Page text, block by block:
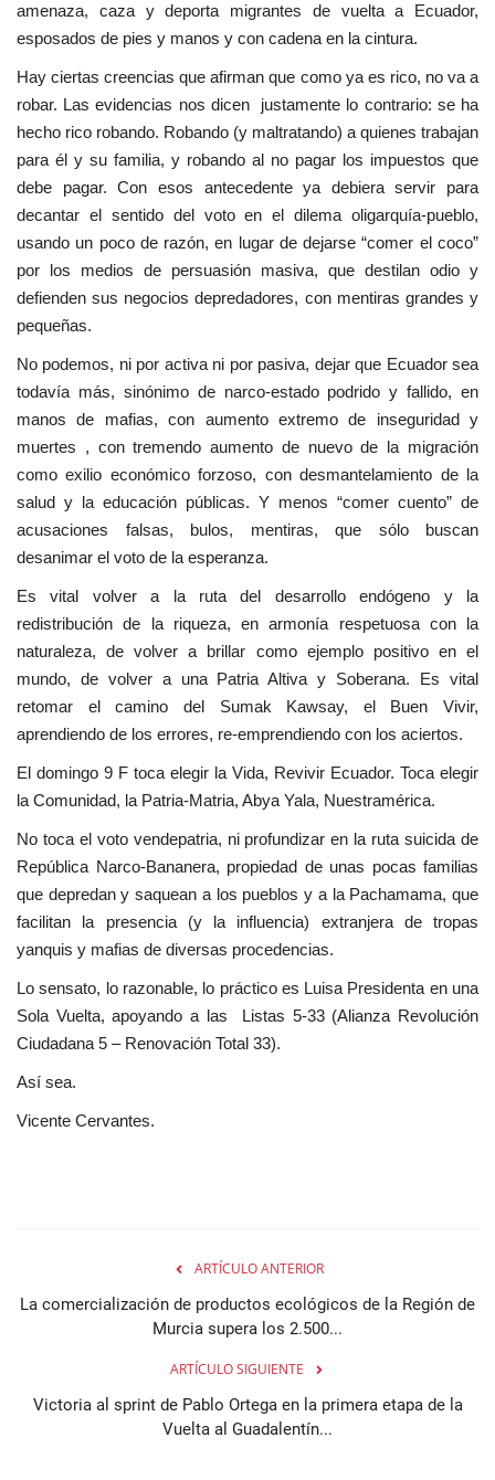
amenaza, caza y deporta migrantes de vuelta a Ecuador,
esposados de pies y manos y con cadena en la cintura.
Hay ciertas creencias que afirman que como ya es rico, no va a
robar. Las evidencias nos dicen justamente lo contrario: se ha
hecho rico robando. Robando (y maltratando) a quienes trabajan
para él y su familia, y robando al no pagar los impuestos que
debe pagar. Con esos antecedente ya debiera servir para
decantar el sentido del voto en el dilema oligarquía-pueblo,
usando un poco de razón, en lugar de dejarse “comer el coco”
por los medios de persuasión masiva, que destilan odio y
defienden sus negocios depredadores, con mentiras grandes y
pequeñas.
No podemos, ni por activa ni por pasiva, dejar que Ecuador sea
todavía más, sinónimo de narco-estado podrido y fallido, en
manos de mafias, con aumento extremo de inseguridad y
muertes , con tremendo aumento de nuevo de la migración
como exilio económico forzoso, con desmantelamiento de la
salud y la educación públicas. Y menos “comer cuento” de
acusaciones falsas, bulos, mentiras, que sólo buscan
desanimar el voto de la esperanza.
Es vital volver a la ruta del desarrollo endógeno y la
redistribución de la riqueza, en armonía respetuosa con la
naturaleza, de volver a brillar como ejemplo positivo en el
mundo, de volver a una Patria Altiva y Soberana. Es vital
retomar el camino del Sumak Kawsay, el Buen Vivir,
aprendiendo de los errores, re-emprendiendo con los aciertos.
El domingo 9 F toca elegir la Vida, Revivir Ecuador. Toca elegir
la Comunidad, la Patria-Matria, Abya Yala, Nuestramérica.
No toca el voto vendepatria, ni profundizar en la ruta suicida de
República Narco-Bananera, propiedad de unas pocas familias
que depredan y saquean a los pueblos y a la Pachamama, que
facilitan la presencia (y la influencia) extranjera de tropas
yanquis y mafias de diversas procedencias.
Lo sensato, lo razonable, lo práctico es Luisa Presidenta en una
Sola Vuelta, apoyando a las Listas 5-33 (Alianza Revolución
Ciudadana 5 – Renovación Total 33).
Así sea.
Vicente Cervantes.
ARTÍCULO ANTERIOR
La comercialización de productos ecológicos de la Región de
Murcia supera los 2.500...
ARTÍCULO SIGUIENTE
Victoria al sprint de Pablo Ortega en la primera etapa de la
Vuelta al Guadalentín...